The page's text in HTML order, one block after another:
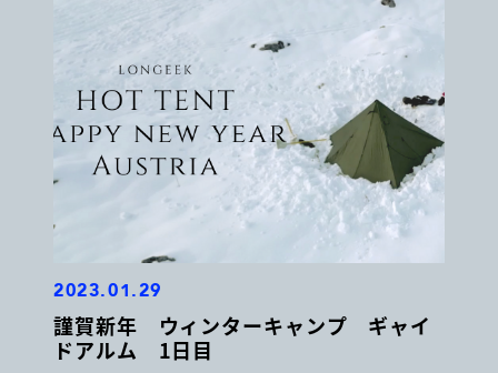
2023.01.29
謹賀新年 ウィンターキャンプ ギャイ
ドアルム 1日目